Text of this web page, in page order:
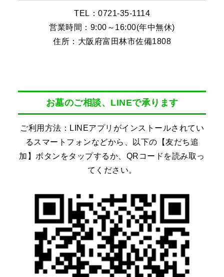
TEL：0721-35-1114
営業時間：9:00～16:00(年中無休)
住所：大阪府富田林市佐備1808
お墓のご相談、LINEで承ります
ご利用方法：LINEアプリがインストールされてい
るスマートフォンなどから、以下の【友だち追
加】ボタンをタップするか、QRコードを読み取っ
てください。